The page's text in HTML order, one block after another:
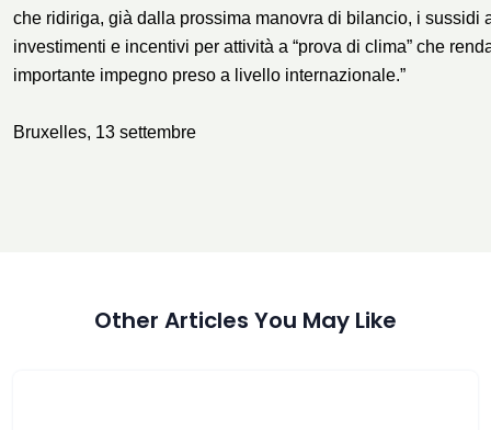
che ridiriga, già dalla prossima manovra di bilancio, i sussidi
investimenti e incentivi per attività a “prova di clima” che
importante impegno preso a livello internazionale.”
Bruxelles, 13 settembre
Other Articles You May Like